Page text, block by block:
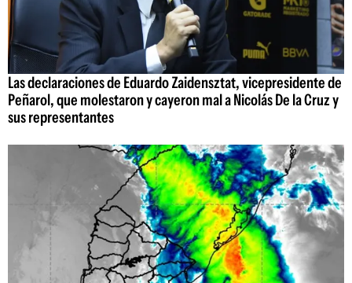
Las declaraciones de Eduardo Zaidensztat, vicepresidente de
Peñarol, que molestaron y cayeron mal a Nicolás De la Cruz y
sus representantes